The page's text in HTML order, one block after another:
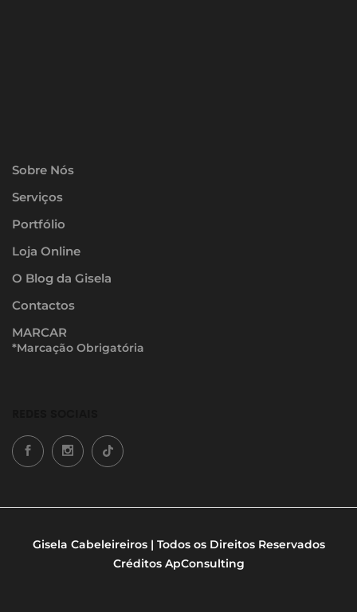
Sobre Nós
Serviços
Portfólio
Loja Online
O Blog da Gisela
Contactos
MARCAR
*Marcação Obrigatória
Gisela Cabeleireiros | Todos os Direitos Reservados
Créditos ApConsulting